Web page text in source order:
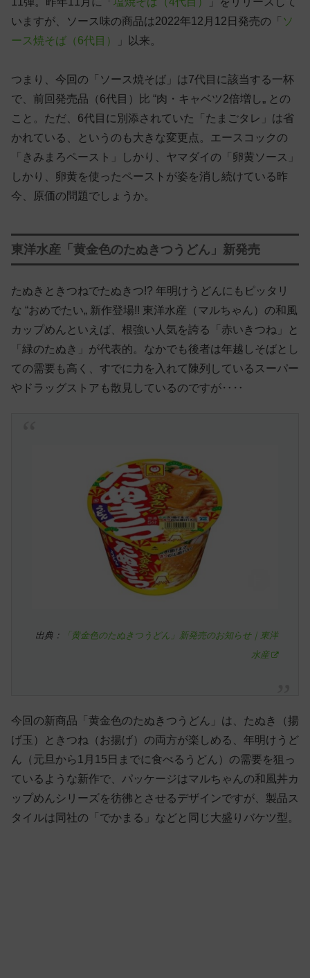
いますが、ソース味の商品は2022年12月12日発売の「 ソ
ース焼そば（6代目）
」以来。
つまり、今回の「ソース焼そば」は7代目に該当する一杯
で、前回発売品（6代目）比 “肉・キャベツ2倍増し„ との
こと。ただ、6代目に別添されていた「たまごタレ」は省
かれている、というのも大きな変更点。エースコックの
「きみまろペースト」しかり、ヤマダイの「卵黄ソース」
しかり、卵黄を使ったペーストが姿を消し続けている昨
今、原価の問題でしょうか。
東洋水産「黄金色のたぬきつうどん」新発売
たぬきときつねでたぬきつ!? 年明けうどんにもピッタリ
な “おめでたい„ 新作登場!! 東洋水産（マルちゃん）の和風
カップめんといえば、根強い人気を誇る「赤いきつね」と
「緑のたぬき」が代表的。なかでも後者は年越しそばとし
ての需要も高く、すでに力を入れて陳列しているスーパー
やドラッグストアも散見しているのですが‥‥
出典：
「黄金色のたぬきつうどん」新発売のお知らせ｜東洋
水産
今回の新商品「黄金色のたぬきつうどん」は、たぬき（揚
げ玉）ときつね（お揚げ）の両方が楽しめる、年明けうど
ん（元旦から1月15日までに食べるうどん）の需要を狙っ
ているような新作で、パッケージはマルちゃんの和風丼カ
ップめんシリーズを彷彿とさせるデザインですが、製品ス
タイルは同社の「でかまる」などと同じ大盛りバケツ型。